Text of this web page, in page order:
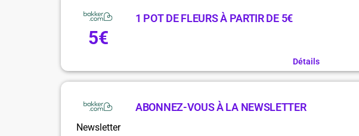
5€
1 POT DE FLEURS À PARTIR DE 5€
Détails
Newsletter
ABONNEZ-VOUS À LA NEWSLETTER